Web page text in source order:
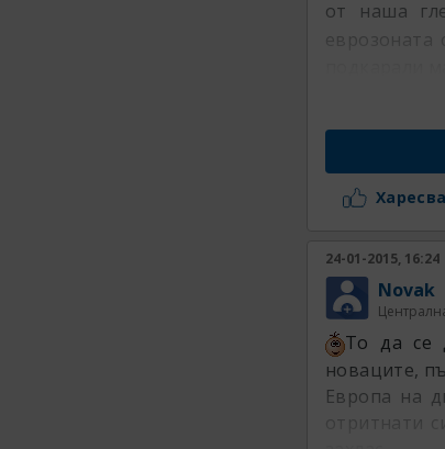
от наша
24-01-2015, 16:24
Novak
То да се
новаците,
Европа на